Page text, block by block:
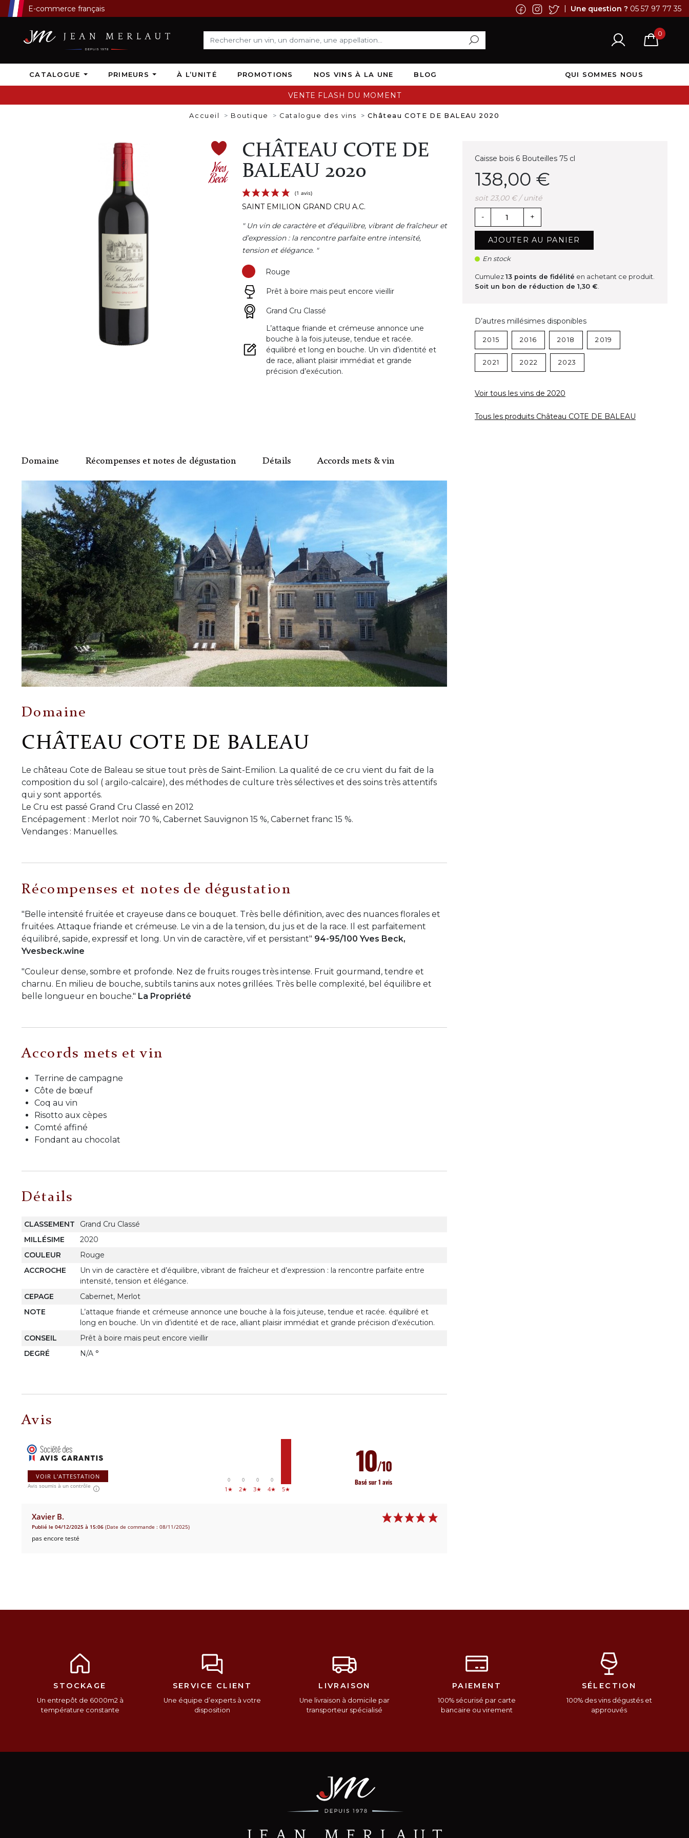
E-commerce français | Une question ? 05 57 97 77 35
0
CATALOGUE PRIMEURS À L’UNITÉ PROMOTIONS NOS VINS À LA UNE BLOG QUI SOMMES NOUS
VENTE FLASH DU MOMENT
Accueil Boutique Catalogue des vins Château COTE DE BALEAU 2020
CHÂTEAU COTE DE
BALEAU 2020
(1 avis)
SAINT EMILION GRAND CRU A.C.
" Un vin de caractère et d’équilibre, vibrant de fraîcheur et
d’expression : la rencontre parfaite entre intensité,
tension et élégance. "
Rouge
Prêt à boire mais peut encore vieillir
Grand Cru Classé
L’attaque friande et crémeuse annonce une
bouche à la fois juteuse, tendue et racée.
équilibré et long en bouche. Un vin d’identité et
de race, alliant plaisir immédiat et grande
précision d’exécution.
Caisse bois 6 Bouteilles 75 cl
138,00 €
soit 23,00 € / unité
- +
AJOUTER AU PANIER
En stock
Cumulez 13points de fidélité en achetant ce produit.
Soit un bon de réduction de 1,30 €.
D’autres millésimes disponibles
2015 2016 2018 2019
2021 2022 2023
Voir tous les vins de 2020
Tous les produits Château COTE DE BALEAU
Domaine Récompenses et notes de dégustation Détails Accords mets & vin
Domaine
CHÂTEAU COTE DE BALEAU
Le château Cote de Baleau se situe tout près de Saint-Emilion. La qualité de ce cru vient du fait de la
composition du sol ( argilo-calcaire), des méthodes de culture très sélectives et des soins très attentifs
qui y sont apportés.
Le Cru est passé Grand Cru Classé en 2012
Encépagement : Merlot noir 70 %, Cabernet Sauvignon 15 %, Cabernet franc 15 %.
Vendanges : Manuelles.
Récompenses et notes de dégustation
"Belle intensité fruitée et crayeuse dans ce bouquet. Très belle définition, avec des nuances florales et
fruitées. Attaque friande et crémeuse. Le vin a de la tension, du jus et de la race. Il est parfaitement
équilibré, sapide, expressif et long. Un vin de caractère, vif et persistant" 94-95/100 Yves Beck,
Yvesbeck.wine
"Couleur dense, sombre et profonde. Nez de fruits rouges très intense. Fruit gourmand, tendre et
charnu. En milieu de bouche, subtils tanins aux notes grillées. Très belle complexité, bel équilibre et
belle longueur en bouche." La Propriété
Accords mets et vin
Terrine de campagne
Côte de bœuf
Coq au vin
Risotto aux cèpes
Comté affiné
Fondant au chocolat
Détails
CLASSEMENT
Grand Cru Classé
MILLÉSIME
2020
COULEUR
Rouge
ACCROCHE
Un vin de caractère et d’équilibre, vibrant de fraîcheur et d’expression : la rencontre parfaite entre
intensité, tension et élégance.
CEPAGE
Cabernet, Merlot
NOTE
L’attaque friande et crémeuse annonce une bouche à la fois juteuse, tendue et racée. équilibré et
long en bouche. Un vin d’identité et de race, alliant plaisir immédiat et grande précision d’exécution.
CONSEIL
Prêt à boire mais peut encore vieillir
DEGRÉ
N/A °
Avis
VOIR L'ATTESTATION
Avis soumis à un contrôle
0
1★
0
2★
0
3★
0
4★ 5★
10/10
Basé sur 1 avis
Xavier B.
Publié le 04/12/2025 à 15:06 (Date de commande : 08/11/2025)
pas encore testé
STOCKAGE
Un entrepôt de 6000m2 à
température constante
SERVICE CLIENT
Une équipe d’experts à votre
disposition
LIVRAISON
Une livraison à domicile par
transporteur spécialisé
PAIEMENT
100% sécurisé par carte
bancaire ou virement
SÉLECTION
100% des vins dégustés et
approuvés